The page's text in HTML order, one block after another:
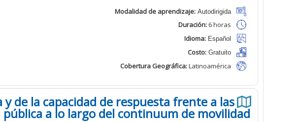
Modalidad de aprendizaje: Autodirigida
Duración: 6 horas
Idioma: Español
Costo: Gratuito
Cobertura Geográfica:Latinoamérica
de la capacidad de respuesta frente a las
pública a lo largo del continuum de movilidad